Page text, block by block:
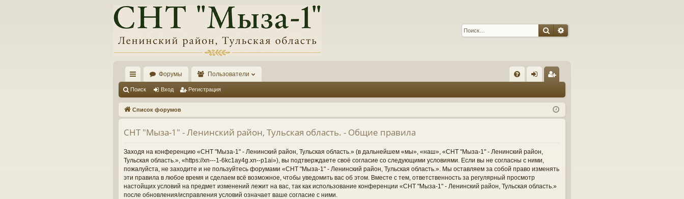
ПоискРасширенный поиск
с
ы
лк
и
Форумы Пользователи
Q д ис
тр
Поиск Вход Регистрация
Список форумов
СНТ "Мыза-1" - Ленинский район, Тульская область. - Общие правила
Заходя на конференцию «СНТ "Мыза-1" - Ленинский район, Тульская область.» (в дальнейшем «мы», «наш», «СНТ "Мыза-1" - Ленинский район,
Тульская область.», «https://xn---1-6kc1ay4g.xn--p1ai»), вы подтверждаете своё согласие со следующими условиями. Если вы не согласны с ними,
пожалуйста, не заходите и не пользуйтесь форумами «СНТ "Мыза-1" - Ленинский район, Тульская область.». Мы оставляем за собой право изменять
эти правила в любое время и сделаем всё возможное, чтобы уведомить вас об этом. Вместе с тем, ответственность за регулярный просмотр
настойщих условий на предмет изменений лежит на вас, так как использование конференции «СНТ "Мыза-1" - Ленинский район, Тульская область.»
после обновления/исправления условий означает ваше согласие с ними.